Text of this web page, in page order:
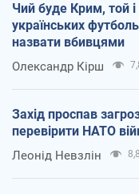
Чий буде Крим, той
українських
назвати вбивцями
Олександр Кірш
Захід проспав
перевірити НАТО
Леонід Невзлін